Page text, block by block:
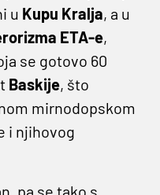
u Kupu Kralja, a u
ETA-e,
se gotovo 60
Baskije, što
mirnodopskom
i njihovog
pa se tako s